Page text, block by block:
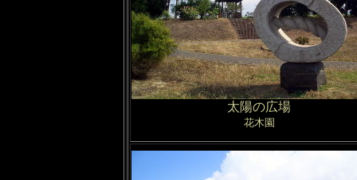
太陽の広場
花木園